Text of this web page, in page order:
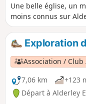
Une belle église, un
moins connus sur
Exploration
Association / Club
7,06 km
+123
Départ à Alderley